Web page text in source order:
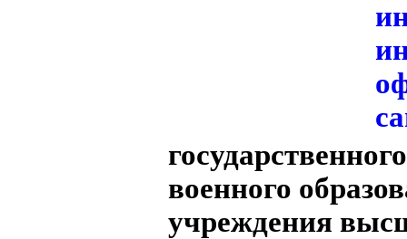
военного
учреждения